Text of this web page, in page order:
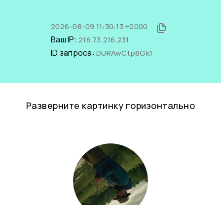
2026-08-09 11:30:13 +0000
Ваш IP: 216.73.216.231
ID запроса: DURAwCtp8Gk1
Разверните картинку горизонтально